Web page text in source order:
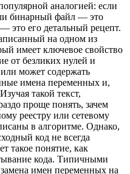
аналогией: если
бинарный файл — это
это его детальный рецепт.
на одном из
имеет ключевое свойство
от безликих нулей и
может содержать
имена переменных и,
такой текст,
проще понять, зачем
реестру или сетевому
в алгоритме. Однако,
код не всегда
такое понятие, как
кода. Типичными
имен переменных на